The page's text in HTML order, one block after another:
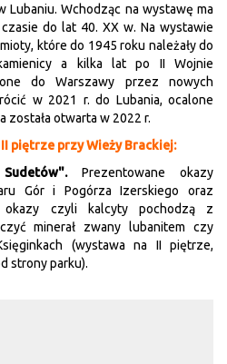
Lubaniu. Wchodząc na wystawę ma
do lat 40. XX w. Na wystawie
które do 1945 roku należały do
a kilka lat po II Wojnie
do Warszawy przez nowych
w 2021 r. do Lubania, ocalone
została otwarta w 2022 r.
piętrze przy Wieży Brackiej:
Prezentowane okazy
Gór i Pogórza Izerskiego oraz
okazy czyli kalcyty pochodzą z
minerał zwany lubanitem czy
(wystawa na II piętrze,
strony parku).